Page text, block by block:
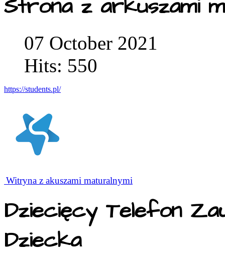
Strona z arkuszami
07 October 2021
Hits: 550
https://students.pl/
Witryna z akuszami maturalnymi
Dziecięcy Telefon
Dziecka